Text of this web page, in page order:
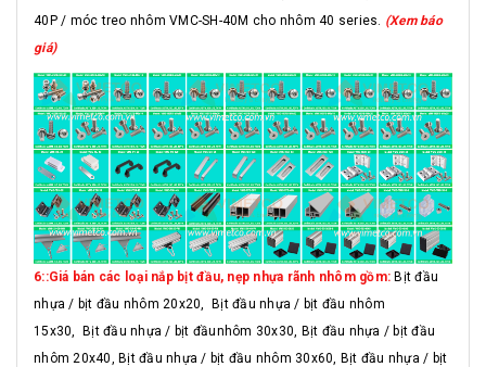
40P / móc treo nhôm VMC-SH-40M cho nhôm 40 series. (Xem báo
giá)
6::Giá bán các loại nắp bịt đầu, nẹp nhựa rãnh nhôm gồm:Bịt đầu
nhựa / bịt đầu nhôm 20x20, Bịt đầu nhựa / bịt đầu nhôm
15x30, Bịt đầu nhựa / bịt đầunhôm 30x30, Bịt đầu nhựa / bịt đầu
nhôm 20x40, Bịt đầu nhựa / bịt đầu nhôm 30x60, Bịt đầu nhựa / bịt